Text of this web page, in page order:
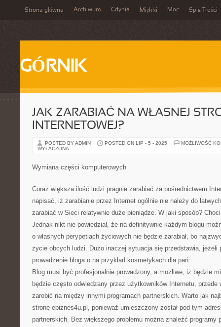
Strona główna Archiwum Gdynia Miękki Moc Spis Treści
GÓRNIK
JAK ZARABIAĆ NA WŁASNEJ
INTERNETOWEJ?
POSTED BY ADMIN POSTED ON LIP - 5 - 2025
MOŻLIWOŚĆ
WYŁĄCZONA
Wymiana części komputerowych
Coraz większa ilość ludzi pragnie zarabiać za pośrednictwem
napisać, iż zarabianie przez Internet ogólnie nie należy do
zarabiać w Sieci relatywnie duże pieniądze. W jaki sposób?
Jednak nikt nie powiedział, że na definitywnie każdym blogu
o własnych perypetiach życiowych nie będzie zarabiał, bo
życie obcych ludzi. Dużo inaczej sytuacja się przedstawia, jeżeli
prowadzenie bloga o na przykład kosmetykach dla pań.
Blog musi być profesjonalnie prowadzony, a możliwe, iż będzie
będzie często odwiedzany przez użytkowników Internetu,
zarobić na między innymi programach partnerskich. Warto jak
stronę ebiznes4u.pl, ponieważ umieszczony został pod tym
partnerskich. Bez większego problemu można znaleźć programy